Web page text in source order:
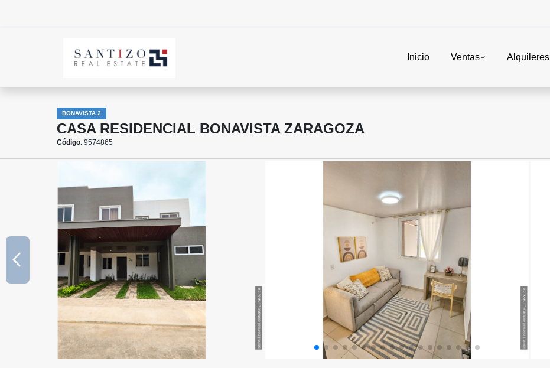
Inicio Ventas Alquileres
BONAVISTA 2
CASA RESIDENCIAL BONAVISTA ZARAGOZA
Código. 9574865